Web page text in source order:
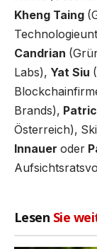
Kheng Taing
Candrian
Labs), Yat Siu
Brands),
Österreich),
Innauer oder
Lesen Sie